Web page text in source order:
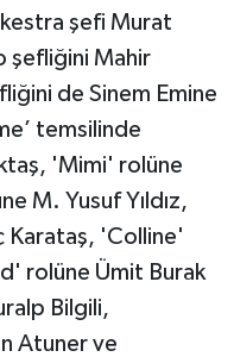
şefi Murat
şefliğini Mahir
de Sinem Emine
temsilinde
'Mimi' rolüne
M. Yusuf Yıldız,
Karataş, 'Colline'
rolüne Ümit Burak
Bilgili,
Atuner ve